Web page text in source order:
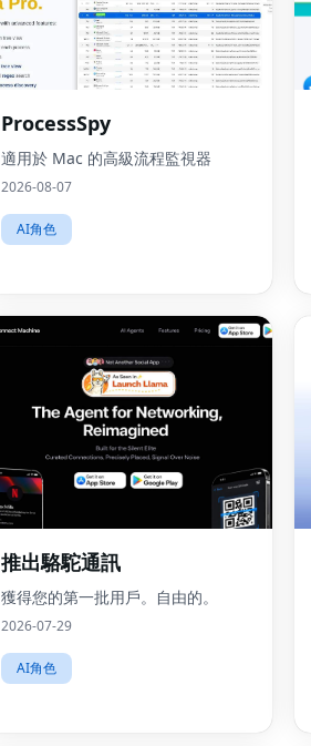
ProcessSpy
適用於 Mac 的高級流程監視器
2026-08-07
AI角色
推出駱駝通訊
獲得您的第一批用戶。自由的。
2026-07-29
AI角色